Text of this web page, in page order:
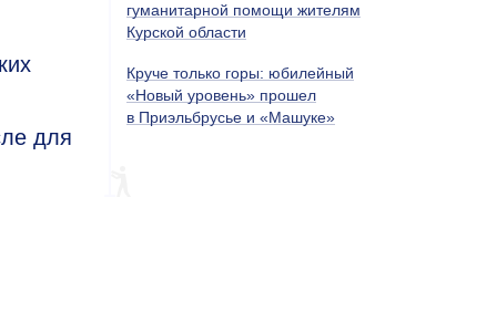
для
гуманитарной помощи жителям
Курской области
Круче только горы: юбилейный
«Новый уровень» прошел
в Приэльбрусье и «Машуке»